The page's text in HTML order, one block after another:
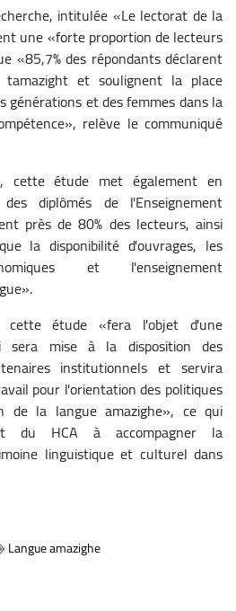
intitulée «Le lectorat de la
une «forte proportion de lecteurs
«85,7% des répondants déclarent
et soulignent la place
générations et des femmes dans la
relève le communiqué
cette étude met également en
diplômés de l'Enseignement
près de 80% des lecteurs, ainsi
la disponibilité d'ouvrages, les
et l'enseignement
cette étude «fera l'objet d'une
sera mise à la disposition des
institutionnels et servira
pour l'orientation des politiques
de la langue amazighe», ce qui
du HCA à accompagner la
linguistique et culturel dans
Langue amazighe